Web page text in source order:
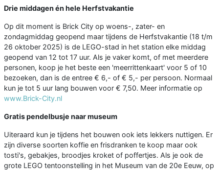
Drie middagen én hele Herfstvakantie
Op dit moment is Brick City op woens-, zater- en
zondagmiddag geopend maar tijdens de Herfstvakantie (18 t/m
26 oktober 2025) is de LEGO-stad in het station elke middag
geopend van 12 tot 17 uur. Als je vaker komt, of met meerdere
personen, koop je het beste een 'meerrittenkaart' voor 5 of 10
bezoeken, dan is de entree € 6,- of € 5,- per persoon. Normaal
kun je tot 5 uur lang bouwen voor € 7,50. Meer informatie op
www.Brick-City.nl
Gratis pendelbusje naar museum
Uiteraard kun je tijdens het bouwen ook iets lekkers nuttigen. Er
zijn diverse soorten koffie en frisdranken te koop maar ook
tosti's, gebakjes, broodjes kroket of poffertjes. Als je ook de
grote LEGO tentoonstelling in het Museum van de 20e Eeuw, op